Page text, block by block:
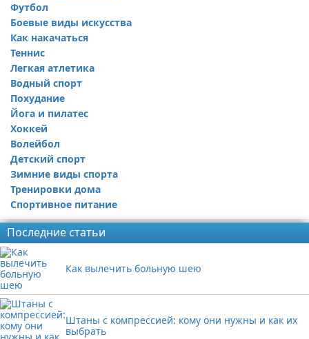
Футбол
Боевые виды искусства
Как накачаться
Теннис
Легкая атлетика
Водный спорт
Похудание
Йога и пилатес
Хоккей
Волейбол
Детский спорт
Зимние виды спорта
Тренировки дома
Спортивное питание
Последние статьи
Как вылечить больную шею
Штаны с компрессией: кому они нужны и как их
выбрать